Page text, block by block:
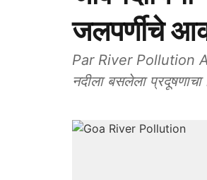
जलपर्णीचे
Par River Pollution
नदीला बसलेला